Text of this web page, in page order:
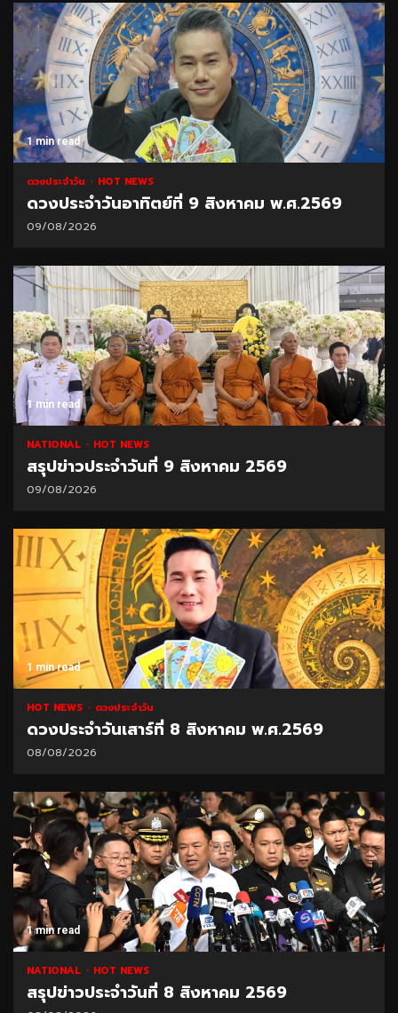
1 min read
ดวงประจำวัน HOT NEWS
ดวงประจำวันอาทิตย์ที่ 9 สิงหาคม พ.ศ.2569
09/08/2026
1 min read
NATIONAL HOT NEWS
สรุปข่าวประจำวันที่ 9 สิงหาคม 2569
09/08/2026
1 min read
HOT NEWS ดวงประจำวัน
ดวงประจำวันเสาร์ที่ 8 สิงหาคม พ.ศ.2569
08/08/2026
1 min read
NATIONAL HOT NEWS
สรุปข่าวประจำวันที่ 8 สิงหาคม 2569